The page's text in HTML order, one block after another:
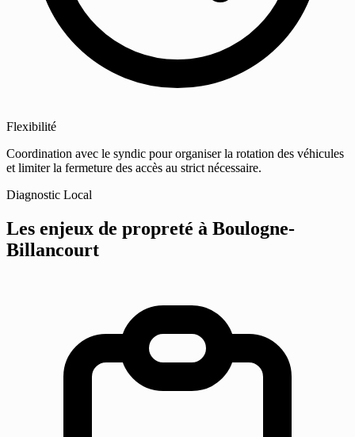
Flexibilité
Coordination avec le syndic pour organiser la rotation des véhicules
et limiter la fermeture des accès au strict nécessaire.
Diagnostic Local
Les enjeux de propreté à Boulogne-
Billancourt